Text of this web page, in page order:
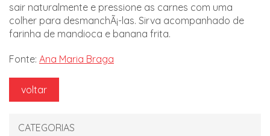
sair naturalmente e pressione as carnes com uma
colher para desmanchÃ¡-las. Sirva acompanhado de
farinha de mandioca e banana frita.
Fonte: Ana Maria Braga
voltar
CATEGORIAS